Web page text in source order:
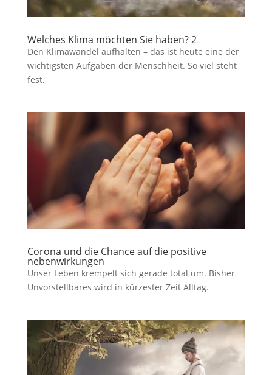
Welches Klima möchten Sie haben? 2
Den Klimawandel aufhalten – das ist heute eine der
wichtigsten Aufgaben der Menschheit. So viel steht
fest.
Corona und die Chance auf die positive
nebenwirkungen
Unser Leben krempelt sich gerade total um. Bisher
Unvorstellbares wird in kürzester Zeit Alltag.